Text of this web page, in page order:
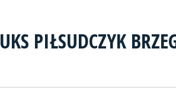
UKS PIŁSUDCZYK